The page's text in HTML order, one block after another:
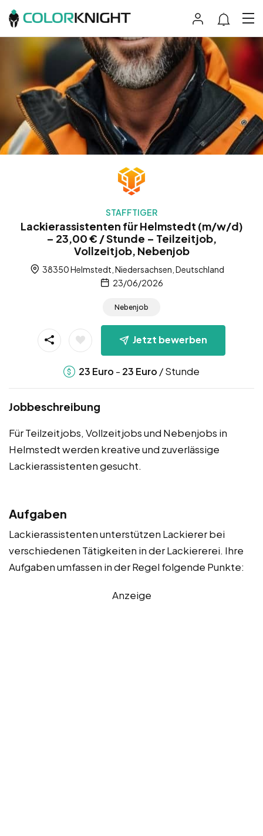
STAFFTIGER
Lackierassistenten für Helmstedt (m/w/d)
– 23,00 € / Stunde – Teilzeitjob,
Vollzeitjob, Nebenjob
38350 Helmstedt, Niedersachsen, Deutschland
23/06/2026
Nebenjob
Jetzt bewerben
23 Euro - 23 Euro / Stunde
Jobbeschreibung
Für Teilzeitjobs, Vollzeitjobs und Nebenjobs in
Helmstedt werden kreative und zuverlässige
Lackierassistenten gesucht.
Aufgaben
Lackierassistenten unterstützen Lackierer bei
verschiedenen Tätigkeiten in der Lackiererei. Ihre
Aufgaben umfassen in der Regel folgende Punkte:
Anzeige